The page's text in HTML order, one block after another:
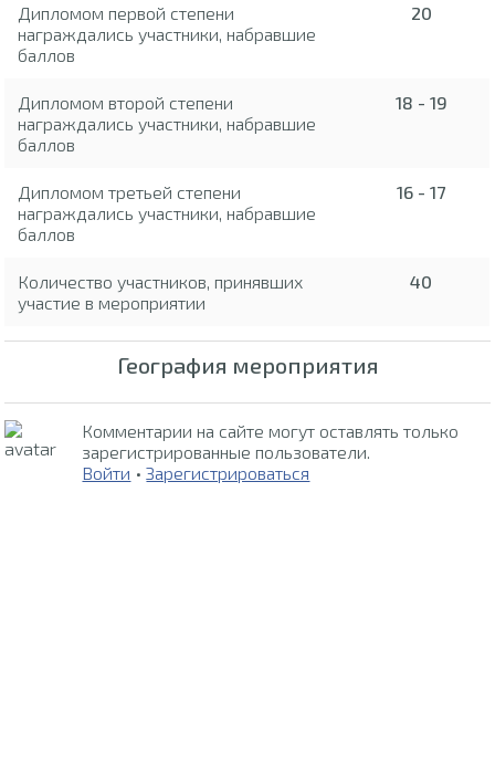
Дипломом первой степени
награждались участники, набравшие
баллов
20
Дипломом второй степени
награждались участники, набравшие
баллов
18 - 19
Дипломом третьей степени
награждались участники, набравшие
баллов
16 - 17
Количество участников, принявших
участие в мероприятии
40
География мероприятия
Комментарии на сайте могут оставлять только
зарегистрированные пользователи.
Войти •Зарегистрироваться